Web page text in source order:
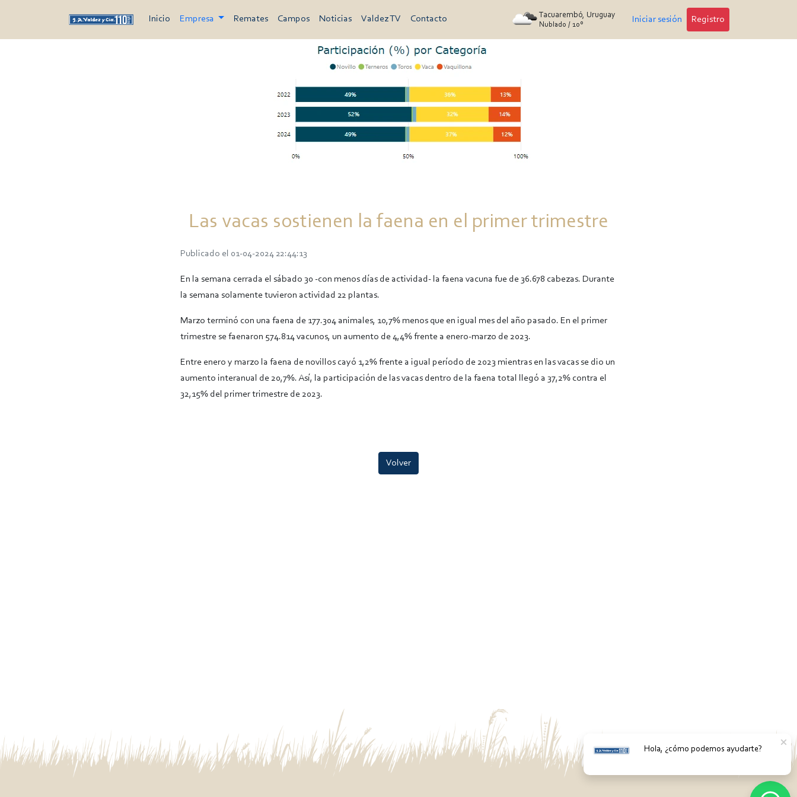
Inicio Empresa Remates Campos Noticias Valdez TV Contacto Tacuarembó, Uruguay
Nublado / 10° Iniciar sesión Registro
Las vacas sostienen la faena en el primer trimestre
Publicado el 01-04-2024 22:44:13
En la semana cerrada el sábado 30 -con menos días de actividad- la faena vacuna fue de 36.678 cabezas. Durante
la semana solamente tuvieron actividad 22 plantas.
Marzo terminó con una faena de 177.304 animales, 10,7% menos que en igual mes del año pasado. En el primer
trimestre se faenaron 574.814 vacunos, un aumento de 4,4% frente a enero-marzo de 2023.
Entre enero y marzo la faena de novillos cayó 1,2% frente a igual período de 2023 mientras en las vacas se dio un
aumento interanual de 20,7%. Así, la participación de las vacas dentro de la faena total llegó a 37,2% contra el
32,15% del primer trimestre de 2023.
Volver
Hola, ¿cómo podemos ayudarte?